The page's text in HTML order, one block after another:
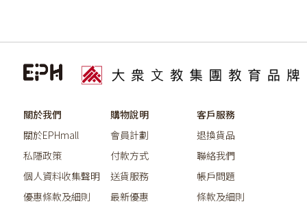
關於我們
關於EPHmall
私隱政策
個人資料收集聲明
優惠條款及細則
購物說明
會員計劃
付款方式
送貨服務
最新優惠
客戶服務
退換貨品
聯絡我們
帳戶問題
條款及細則